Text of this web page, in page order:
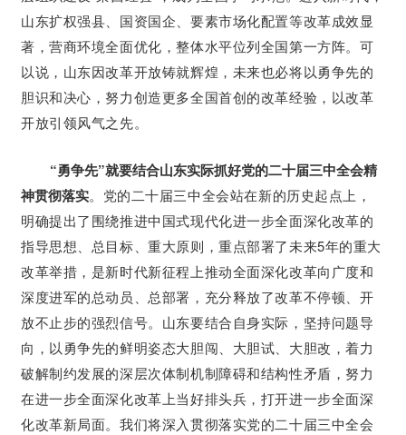
山东扩权强县、国资国企、要素市场化配置等改革成效显
著，营商环境全面优化，整体水平位列全国第一方阵。可
以说，山东因改革开放铸就辉煌，未来也必将以勇争先的
胆识和决心，努力创造更多全国首创的改革经验，以改革
开放引领风气之先。
“勇争先”就要结合山东实际抓好党的二十届三中全会精
神贯彻落实。党的二十届三中全会站在新的历史起点上，
明确提出了围绕推进中国式现代化进一步全面深化改革的
指导思想、总目标、重大原则，重点部署了未来5年的重大
改革举措，是新时代新征程上推动全面深化改革向广度和
深度进军的总动员、总部署，充分释放了改革不停顿、开
放不止步的强烈信号。山东要结合自身实际，坚持问题导
向，以勇争先的鲜明姿态大胆闯、大胆试、大胆改，着力
破解制约发展的深层次体制机制障碍和结构性矛盾，努力
在进一步全面深化改革上当好排头兵，打开进一步全面深
化改革新局面。我们将深入贯彻落实党的二十届三中全会